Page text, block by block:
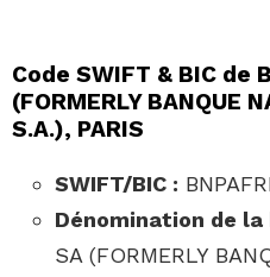
Code SWIFT & BIC de
(FORMERLY BANQUE
S.A.), PARIS
SWIFT/BIC :
Dénomination de la
SA (FORMERLY